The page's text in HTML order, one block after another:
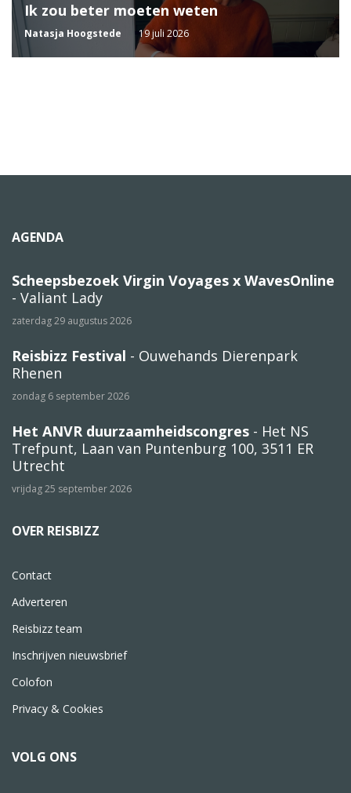
Ik zou beter moeten weten
Natasja Hoogstede 19 juli 2026
AGENDA
Scheepsbezoek Virgin Voyages x WavesOnline
- Valiant Lady
zaterdag 29 augustus 2026
Reisbizz Festival - Ouwehands Dierenpark
Rhenen
zondag 6 september 2026
Het ANVR duurzaamheidscongres - Het NS
Trefpunt, Laan van Puntenburg 100, 3511 ER
Utrecht
vrijdag 25 september 2026
OVER REISBIZZ
Contact
Adverteren
Reisbizz team
Inschrijven nieuwsbrief
Colofon
Privacy & Cookies
VOLG ONS